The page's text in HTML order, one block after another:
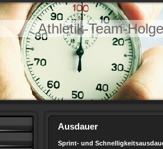
Athletik-Team-
Ausdauer
Sprint- und